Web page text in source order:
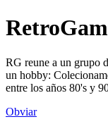
RG reune a un grupo
un hobby:
entre los años 80's y
Obviar